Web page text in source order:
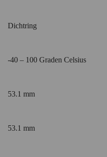
Dichtring
-40 – 100 Graden Celsius
53.1 mm
53.1 mm